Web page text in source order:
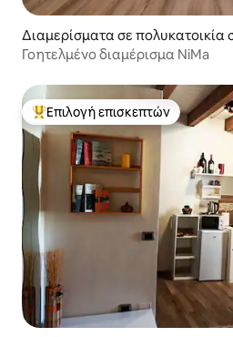
Διαμερίσματα σε πολυκατοικία
Αλγκέρο
Γοητελμένο διαμέρισμα NiMa
Κορυφαία επιλογή επισκεπτών
Επιλογή επισκεπτών